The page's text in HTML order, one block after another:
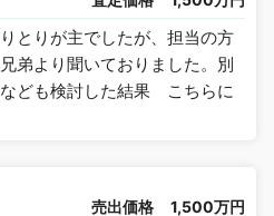
とりが主でしたが、担当の方
弟より聞いておりました。別
ども検討した結果 こちらに
売出価格 1,500万円